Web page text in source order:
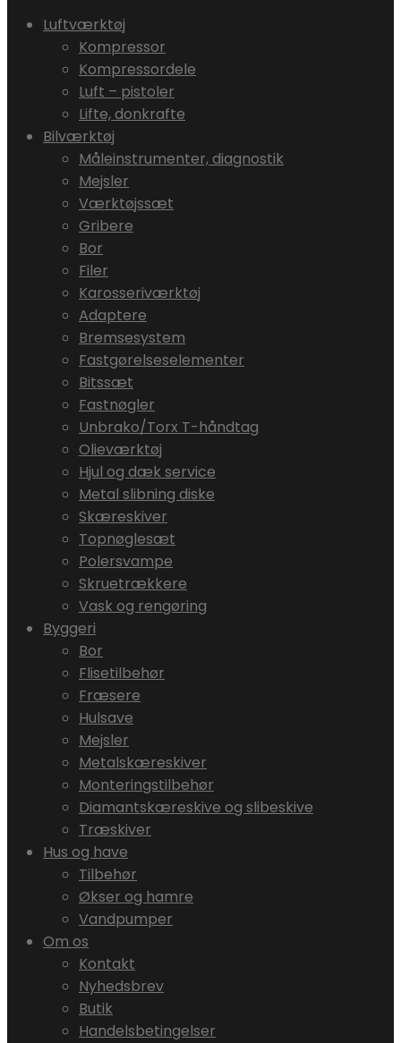
Luftværktøj
Kompressor
Kompressordele
Luft – pistoler
Lifte, donkrafte
Bilværktøj
Måleinstrumenter, diagnostik
Mejsler
Værktøjssæt
Gribere
Bor
Filer
Karosseriværktøj
Adaptere
Bremsesystem
Fastgørelseselementer
Bitssæt
Fastnøgler
Unbrako/Torx T-håndtag
Olieværktøj
Hjul og dæk service
Metal slibning diske
Skæreskiver
Topnøglesæt
Polersvampe
Skruetrækkere
Vask og rengøring
Byggeri
Bor
Flisetilbehør
Fræsere
Hulsave
Mejsler
Metalskæreskiver
Monteringstilbehør
Diamantskæreskive og slibeskive
Træskiver
Hus og have
Tilbehør
Økser og hamre
Vandpumper
Om os
Kontakt
Nyhedsbrev
Butik
Handelsbetingelser